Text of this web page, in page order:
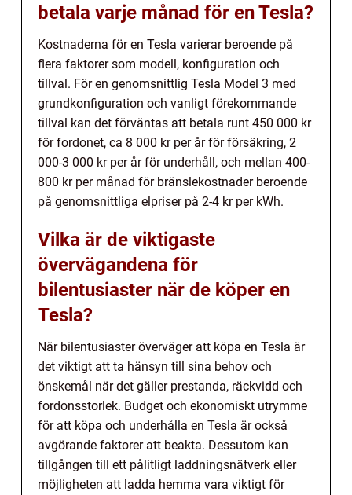
betala varje månad för en Tesla?
Kostnaderna för en Tesla varierar beroende på
flera faktorer som modell, konfiguration och
tillval. För en genomsnittlig Tesla Model 3 med
grundkonfiguration och vanligt förekommande
tillval kan det förväntas att betala runt 450 000 kr
för fordonet, ca 8 000 kr per år för försäkring, 2
000-3 000 kr per år för underhåll, och mellan 400-
800 kr per månad för bränslekostnader beroende
på genomsnittliga elpriser på 2-4 kr per kWh.
Vilka är de viktigaste
övervägandena för
bilentusiaster när de köper en
Tesla?
När bilentusiaster överväger att köpa en Tesla är
det viktigt att ta hänsyn till sina behov och
önskemål när det gäller prestanda, räckvidd och
fordonsstorlek. Budget och ekonomiskt utrymme
för att köpa och underhålla en Tesla är också
avgörande faktorer att beakta. Dessutom kan
tillgången till ett pålitligt laddningsnätverk eller
möjligheten att ladda hemma vara viktigt för